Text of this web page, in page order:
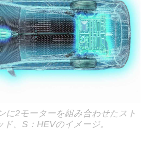
に2モーターを組み合わせたスト
、S：HEVのイメージ。